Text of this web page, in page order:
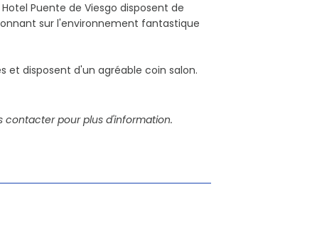
Puente de Viesgo disposent de
sur l'environnement fantastique
et disposent d'un agréable coin salon.
contacter pour plus d'information.